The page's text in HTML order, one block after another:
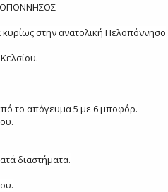
στην ανατολική Πελοπόννησο
το απόγευμα 5 με 6 μποφόρ.
διαστήματα.